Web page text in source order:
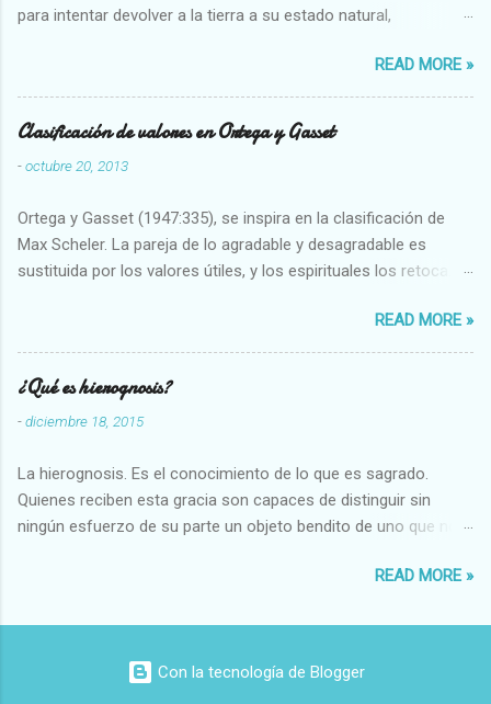
para intentar devolver a la tierra a su estado natural,
READ MORE »
Clasificación de valores en Ortega y Gasset
-octubre 20, 2013
Ortega y Gasset (1947:335), se inspira en la clasificación de
Max Scheler. La pareja de lo agradable y desagradable es
sustituida por los valores útiles, y los espirituales los retoca.
Abundante-Escaso,etc 2 VITALES Sano-Enfermo Selecto-
Vulgar Enérgico-Inerte Fuerte-Débil,etc. 3 ESPIRITUALES a)
Intelectuales Conocimiento-Error Exacto-Aproximado
Evidente-Probable,etc b) Morales Bueno-malo Bondadoso-
malvado Justo-Injusto Escrupuloso-Relajado Leal-Desleal,etc.
Armonioso-Inarmonioso 4 RELIGIOSOS Santo-Pr...
READ MORE »
¿Qué es hierognosis?
-diciembre 18, 2015
La hierognosis. Es el conocimiento de lo que es sagrado.
Quienes reciben esta gracia son capaces de distinguir sin
ningún esfuerzo de su parte un objeto bendito de uno que no
READ MORE »
Con la tecnología de Blogger